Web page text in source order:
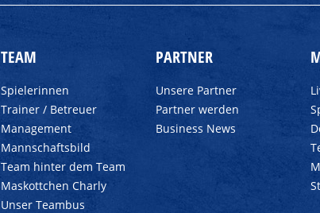
TEAM
Spielerinnen
Trainer / Betreuer
Management
Mannschaftsbild
Team hinter dem Team
Maskottchen Charly
Unser Teambus
PARTNER
Unsere Partner
Partner werden
Business News